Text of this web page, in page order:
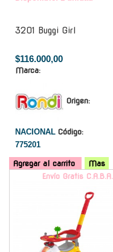
3201 Buggi Girl
$116.000,00
Marca:
Origen:
NACIONAL Código:
775201
Agregar al carrito Mas
Envío Gratis C.A.B.A.